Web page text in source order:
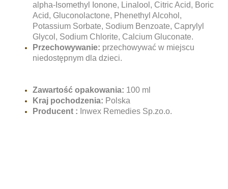
alpha-Isomethyl Ionone, Linalool, Citric Acid, Boric
Acid, Gluconolactone, Phenethyl Alcohol,
Potassium Sorbate, Sodium Benzoate, Caprylyl
Glycol, Sodium Chlorite, Calcium Gluconate.
Przechowywanie: przechowywać w miejscu
niedostępnym dla dzieci.
Zawartość opakowania: 100 ml
Kraj pochodzenia: Polska
Producent : Inwex Remedies Sp.zo.o.